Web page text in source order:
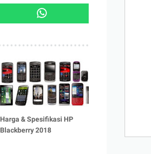
Harga & Spesifikasi HP
Blackberry 2018